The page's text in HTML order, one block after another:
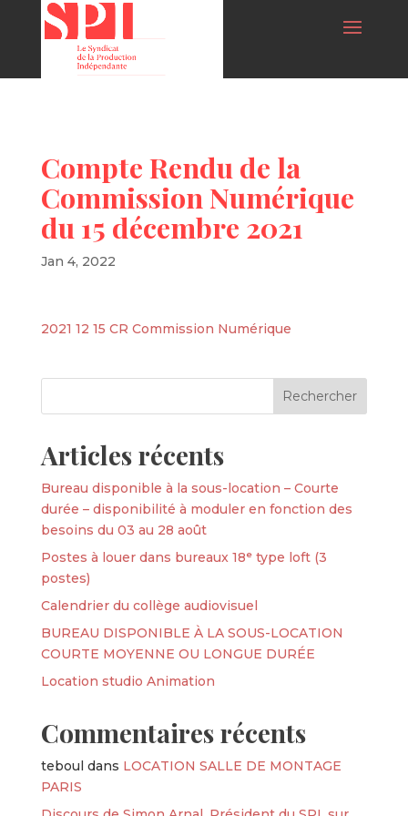
Compte Rendu de la
Commission Numérique
du 15 décembre 2021
Jan 4, 2022
2021 12 15 CR Commission Numérique
Articles récents
Bureau disponible à la sous-location – Courte
durée – disponibilité à moduler en fonction des
besoins du 03 au 28 août
Postes à louer dans bureaux 18ᵉ type loft (3
postes)
Calendrier du collège audiovisuel
BUREAU DISPONIBLE À LA SOUS-LOCATION
COURTE MOYENNE OU LONGUE DURÉE
Location studio Animation
Commentaires récents
teboul dans LOCATION SALLE DE MONTAGE
PARIS